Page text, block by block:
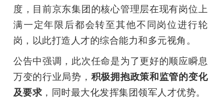
GAIR
专
题
爱
度，目前京东集团的核心管理层在现有岗位上
满一定年限后都会转至其他不同岗位进行轮
岗，以此打造人才的综合能力和多元视角。
公告中强调，此次任命是为了更好的顺应瞬息
万变的行业局势， 积极拥抱政策和监管的变化
及要求 ，同时最大化发挥集团领军人才优势。